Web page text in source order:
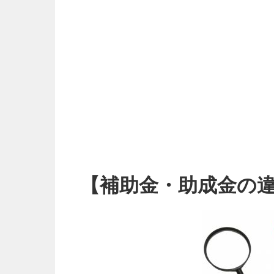
【補助金・助成金の